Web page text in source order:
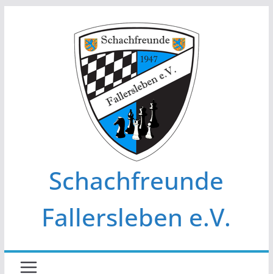
Schachfreunde
Fallersleben e.V.